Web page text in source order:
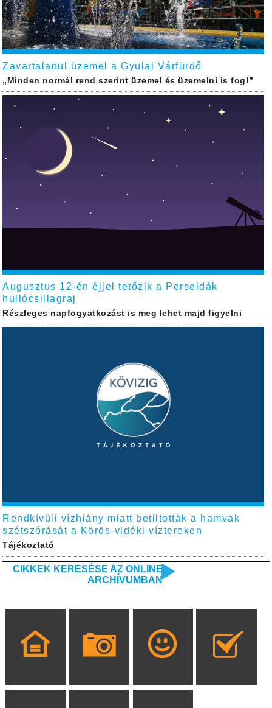
Zavartalanul üzemel a Gyulai Várfürdő
„Minden normál rend szerint üzemel és üzemelni is fog!”
Augusztus 12-én éjjel tetőzik a Perseidák
hullócsillagraj
Részleges napfogyatkozást is meg lehet majd figyelni
Rendkívüli vízhiány miatt betiltották a hamvak
szétszórását a Körös-vidéki víztereken
Tájékoztató
CIKKEK KERESÉSE AZ ONLINE
ARCHÍVUMBAN